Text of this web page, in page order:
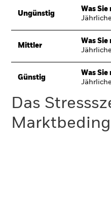
Ungünstig
Was
Mittler
Was
Günstig
Was
Das